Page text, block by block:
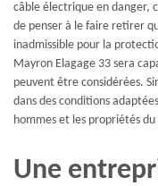
câble électrique en danger,
de penser à le faire retirer
inadmissible pour la
Mayron Elagage 33 sera
peuvent être considérées.
dans des conditions
hommes et les propriétés du
Une